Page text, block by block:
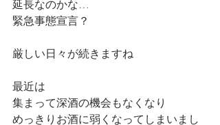
延長なのかな…
緊急事態宣言？
厳しい日々が続きますね
最近は
集まって深酒の機会もなくなり
めっきりお酒に弱くなってしまいまし